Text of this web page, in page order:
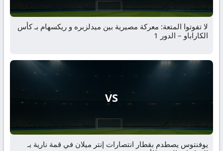
لا تفوتوا المتعة: معركة مصيرية بين ميدلزبره و ريكسهام بـ كأس
الكاراباو – الدور 1
VS
يوفنتوس يصطدم بقطار انتصارات إنتر ميلان في قمة نارية بـ